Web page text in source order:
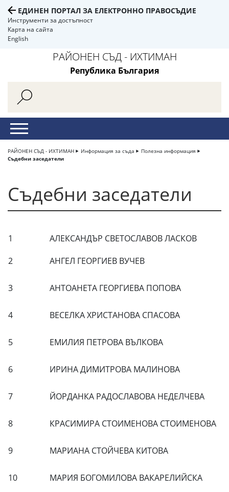
ЕДИНЕН ПОРТАЛ ЗА ЕЛЕКТРОННО ПРАВОСЪДИЕ
Инструменти за достъпност
Карта на сайта
English
РАЙОНЕН СЪД - ИХТИМАН
Република България
РАЙОНЕН СЪД - ИХТИМАН Информация за съда
Полезна информация
Съдебни заседатели
Съдебни заседатели
1
АЛЕКСАНДЪР СВЕТОСЛАВОВ ЛАСКОВ
2
АНГЕЛ ГЕОРГИЕВ ВУЧЕВ
3 АНТОАНЕТА ГЕОРГИЕВА ПОПОВА
4 ВЕСЕЛКА ХРИСТАНОВА СПАСОВА
5 ЕМИЛИЯ ПЕТРОВА ВЪЛКОВА
6 ИРИНА ДИМИТРОВА МАЛИНОВА
7 ЙОРДАНКА РАДОСЛАВОВА НЕДЕЛЧЕВА
8 КРАСИМИРА СТОИМЕНОВА СТОИМЕНОВА
9 МАРИАНА СТОЙЧЕВА КИТОВА
10 МАРИЯ БОГОМИЛОВА ВАКАРЕЛИЙСКА